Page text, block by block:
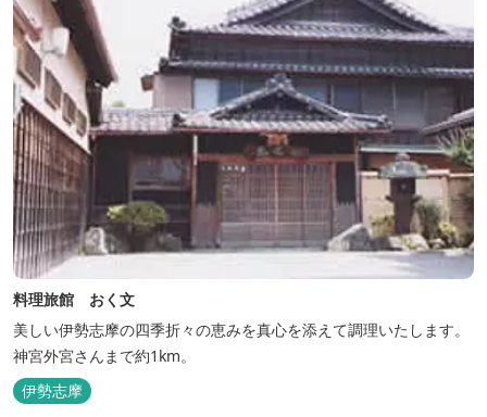
料理旅館 おく文
美しい伊勢志摩の四季折々の恵みを真心を添えて調理いたします。
神宮外宮さんまで約1km。
伊勢志摩